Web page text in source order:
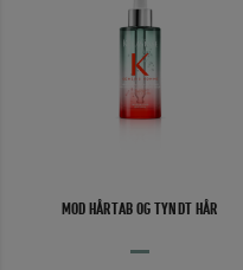
MOD HÅRTAB OG TYNDT HÅR